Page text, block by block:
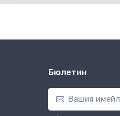
Бюлетин